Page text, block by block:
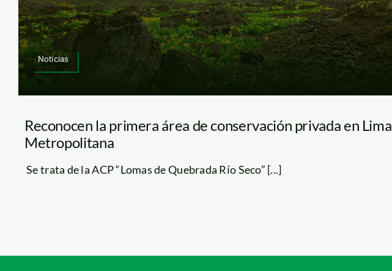
Noticias
Reconocen la primera área de conservación privada en Lima
Metropolitana
Se trata de la ACP “Lomas de Quebrada Río Seco” [...]